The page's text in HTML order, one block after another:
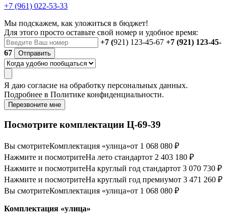
+7 (961) 022-53-33
Мы подскажем, как уложиться в бюджет!
Для этого просто оставьте свой номер и удобное время:
+7 (921) 123-45-67 +7 (921) 123-45-
67
Отправить
Я даю согласие на обработку персональных данных.
Подробнее в Политике конфиденциальности.
Перезвоните мне
Посмотрите комплектации Ц-69-39
Вы смотритеКомплектация «улица»от 1 068 080 ₽
Нажмите и посмотритеНа лето стандартот 2 403 180 ₽
Нажмите и посмотритеНа круглый год стандартот 3 070 730 ₽
Нажмите и посмотритеНа круглый год премиумот 3 471 260 ₽
Вы смотритеКомплектация «улица»от 1 068 080 ₽
Комплектация «улица»